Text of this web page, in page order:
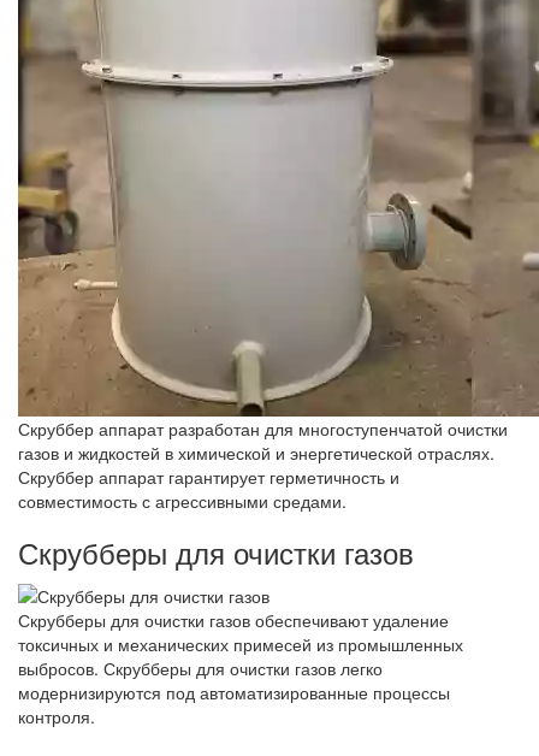
Скруббер аппарат разработан для многоступенчатой очистки
газов и жидкостей в химической и энергетической отраслях.
Скруббер аппарат гарантирует герметичность и
совместимость с агрессивными средами.
Скрубберы для очистки газов
Скрубберы для очистки газов обеспечивают удаление
токсичных и механических примесей из промышленных
выбросов. Скрубберы для очистки газов легко
модернизируются под автоматизированные процессы
контроля.